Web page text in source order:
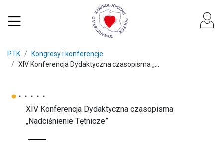
PTK
Kongresy i konferencje
XIV Konferencja Dydaktyczna czasopisma „...
XIV Konferencja Dydaktyczna czasopisma
„Nadciśnienie Tętnicze”